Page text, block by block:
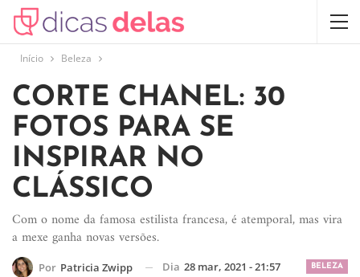
Início Beleza
CORTE CHANEL: 30
FOTOS PARA SE
INSPIRAR NO
CLÁSSICO
Com o nome da famosa estilista francesa, é atemporal, mas vira
a mexe ganha novas versões.
BELEZA
Por Patricia Zwipp Dia 28 mar, 2021 - 21:57